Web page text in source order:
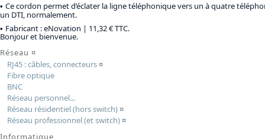
Ce cordon permet d’éclater la ligne téléphonique vers un à quatre
un DTI, normalement.
Fabricant : eNovation | 11,32 € TTC.
Bonjour et bienvenue.
Réseau ¤
RJ45 : câbles, connecteurs¤
Fibre optique
BNC
Réseau personnel...
Réseau résidentiel (hors switch)¤
Réseau professionnel (et switch)¤
Informatique